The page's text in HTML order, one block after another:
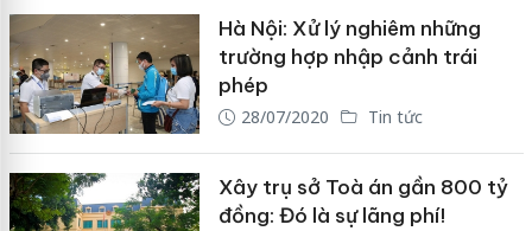
Hà Nội: Xử lý nghiêm những
trường hợp nhập cảnh trái
phép
28/07/2020 Tin tức
Xây trụ sở Toà án gần 800 tỷ
đồng: Đó là sự lãng phí!